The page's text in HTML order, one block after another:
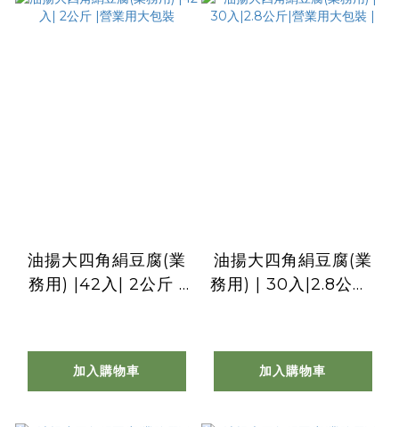
油揚大四角絹豆腐(業
務用) |42入| 2公斤 |
加入購物車
油揚大四角絹豆腐(業
務用) | 30入|2.8公斤|
加入購物車